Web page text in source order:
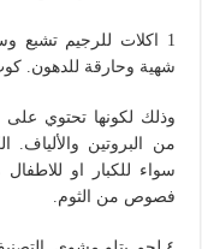
شهية وحارقة للدهون.
وذلك لكونها تحتوي على
من البروتين
فصوص من الثوم.